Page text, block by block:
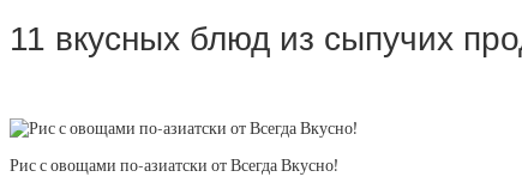
11 вкусных блюд из сыпучих
Рис с овощами по-азиатски от Всегда Вкусно!